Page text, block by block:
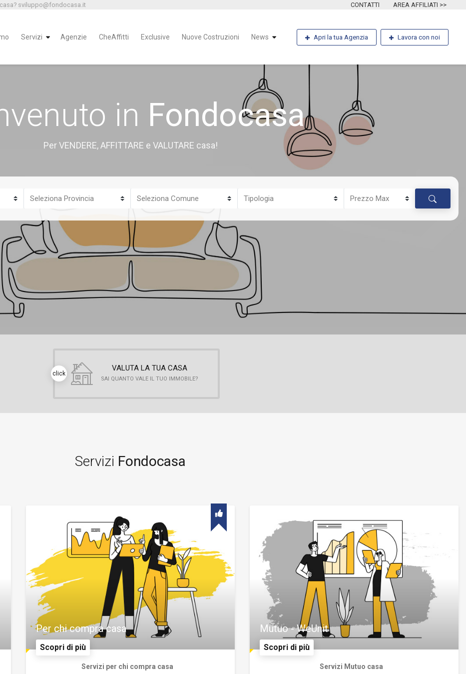
sviluppo@fondocasa.it CONTATTI AREA AFFILIATI >>
Servizi Agenzie CheAffitti Exclusive Nuove Costruzioni News Apri la tua Agenzia Lavora con noi
in Fondocasa
Per VENDERE, AFFITTARE e VALUTARE casa!
click
VALUTA LA TUA CASA
SAI QUANTO VALE IL TUO IMMOBILE?
Servizi Fondocasa
Scopri di più
Per chi compra casa
Servizi per chi compra casa
Scopri di più
Mutuo - WeUnit
Servizi Mutuo casa